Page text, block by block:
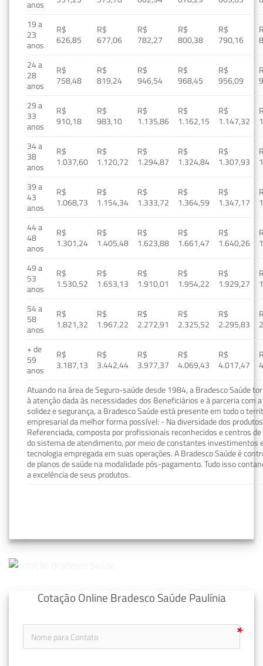
anos
19 a
23
anos
R$
626,85
R$
677,06
R$
782,27
R$
800,38
R$
790,16
24 a
28
anos
R$
758,48
R$
819,24
R$
946,54
R$
968,45
R$
956,09
29 a
33
anos
R$
910,18
R$
983,10
R$
1.135,86
R$
1.162,15
R$
1.147,32
34 a
38
anos
R$
1.037,60
R$
1.120,72
R$
1.294,87
R$
1.324,84
R$
1.307,93
39 a
43
anos
R$
1.068,73
R$
1.154,34
R$
1.333,72
R$
1.364,59
R$
1.347,17
44 a
48
anos
R$
1.301,24
R$
1.405,48
R$
1.623,88
R$
1.661,47
R$
1.640,26
49 a
53
anos
R$
1.530,52
R$
1.653,13
R$
1.910,01
R$
1.954,22
R$
1.929,27
54 a
58
anos
R$
1.821,32
R$
1.967,22
R$
2.272,91
R$
2.325,52
R$
2.295,83
+ de
59
anos
R$
3.187,13
R$
3.442,44
R$
3.977,37
R$
4.069,43
R$
4.017,47
Atuando na área de Seguro-saúde desde 1984, a Bradesco Saúde
à atenção dada às necessidades dos Beneficiários e à parceria com
solidez e segurança, a Bradesco Saúde está presente em todo o
empresarial da melhor forma possível: - Na diversidade dos
Referenciada, composta por profissionais reconhecidos e centros
do sistema de atendimento, por meio de constantes investimentos
tecnologia empregada em suas operações. A Bradesco Saúde é
de planos de saúde na modalidade pós-pagamento. Tudo isso
a excelência de seus produtos.
Cotação Online Bradesco Saúde Paulínia